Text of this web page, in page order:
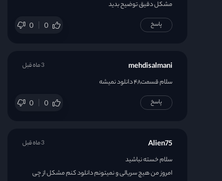
قسمت 39
قسمت 40
قسمت 42
قسمت 43
قسمت 44
مشکل دقیق توضیح بدید
0 0 پاسخ
mehdisalmani
سلام قسمت۴۸ دانلود نمیشه
0 0
3 ماه قبل
پاسخ
Alien75
سلام خسته نباشید
امروز من هیچ سریالی و نمیتونم دانلود کنم مشکل از چی
3 ماه قبل